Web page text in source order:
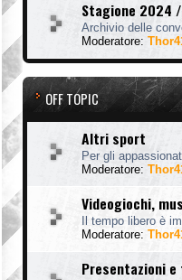
Stagione 2024
Archivio delle
Moderatore:
OFF TOPIC
Altri sport
Per gli
Moderatore:
Videogiochi,
Il tempo libero è
Moderatore:
Presentazioni